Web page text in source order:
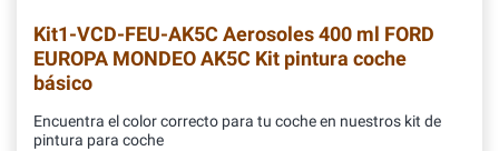
Kit1-VCD-FEU-AK5C Aerosoles 400 ml FORD
EUROPA MONDEO AK5C Kit pintura coche
básico
Encuentra el color correcto para tu coche en nuestros kit de
pintura para coche